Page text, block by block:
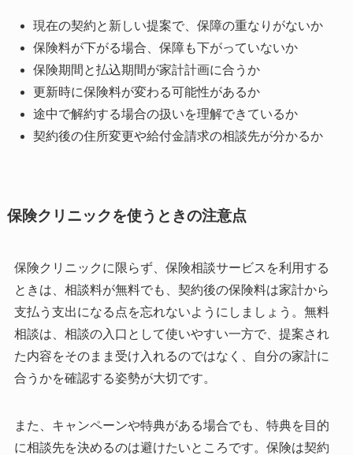
現在の契約と新しい提案で、保障の重なりがないか
保険料が下がる場合、保障も下がっていないか
保険期間と払込期間が家計計画に合うか
更新時に保険料が変わる可能性があるか
途中で解約する場合の扱いを理解できているか
契約後の住所変更や給付金請求の相談先が分かるか
保険クリニックを使うときの注意点
保険クリニックに限らず、保険相談サービスを利用する
ときは、相談料が無料でも、契約後の保険料は家計から
支払う支出になる点を忘れないようにしましょう。無料
相談は、相談の入口として使いやすい一方で、提案され
た内容をそのまま受け入れるのではなく、自分の家計に
合うかを確認する姿勢が大切です。
また、キャンペーンや特典がある場合でも、特典を目的
に相談先を決めるのは避けたいところです。保険は契約